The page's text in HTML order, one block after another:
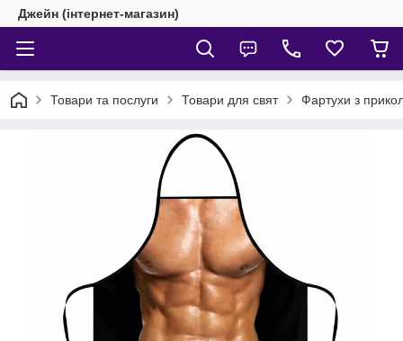
Джейн (інтернет-магазин)
Товари та послуги Товари для свят Фартухи з